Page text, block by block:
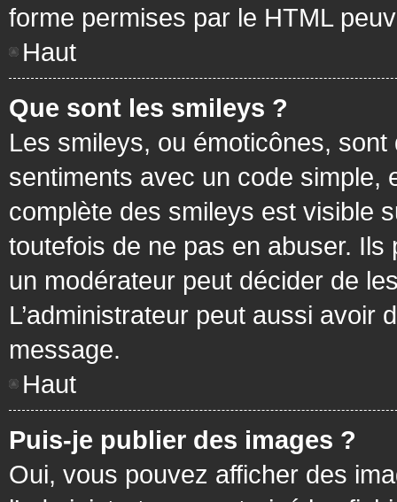
forme permises par le HTML
Haut
Que sont les smileys ?
Les smileys, ou émoticônes,
sentiments avec un code simple,
complète des smileys est visible
toutefois de ne pas en abuser.
un modérateur peut décider de
L’administrateur peut aussi avoir
message.
Haut
Puis-je publier des images ?
Oui, vous pouvez afficher des